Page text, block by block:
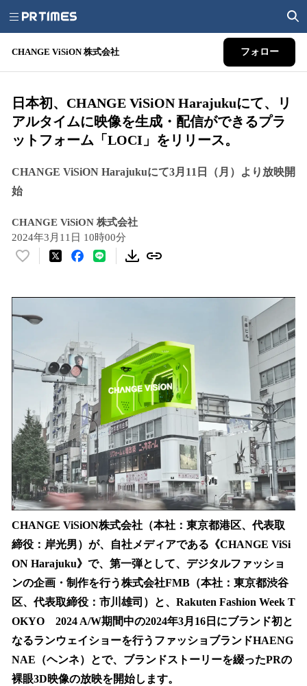
CHANGE ViSiON 株式会社 フォロー
日本初、CHANGE ViSiON Harajukuにて、リ
アルタイムに映像を生成・配信ができるプラ
ットフォーム「LOCI」をリリース。
CHANGE ViSiON Harajukuにて3月11日（月）より放映開
始
CHANGE ViSiON 株式会社
2024年3月11日 10時00分
い
数
中
で
す
CHANGE ViSiON株式会社（本社：東京都港区、代表取
締役：岸光男）が、自社メディアである《CHANGE ViSi
ON Harajuku》で、第一弾として、デジタルファッショ
ンの企画・制作を行う株式会社FMB（本社：東京都渋谷
区、代表取締役：市川雄司）と、Rakuten Fashion Week T
OKYO 2024 A/W期間中の2024年3月16日にブランド初と
なるランウェイショーを行うファッショブランドHAENG
NAE（ヘンネ）とで、ブランドストーリーを綴ったPRの
裸眼3D映像の放映を開始します。